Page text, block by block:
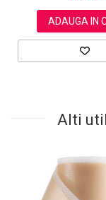
ADAUGA IN
Alti